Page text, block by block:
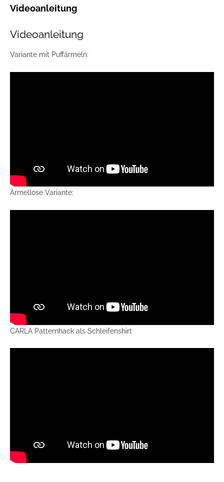
Videoanleitung
Videoanleitung
Variante mit Puffärmeln:
Ärmellose Variante:
CARLA Patternhack als Schleifenshirt